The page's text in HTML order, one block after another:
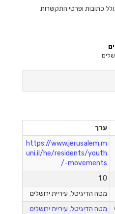
כתובות ופרטי התקשרות
ערך
https://www.jerusalem.m
uni.il/he/residents/youth
-movements/
1.0
מטה הדיגיטל, עיריית ירושלים
מטה הדיגיטל, עיריית ירושלים